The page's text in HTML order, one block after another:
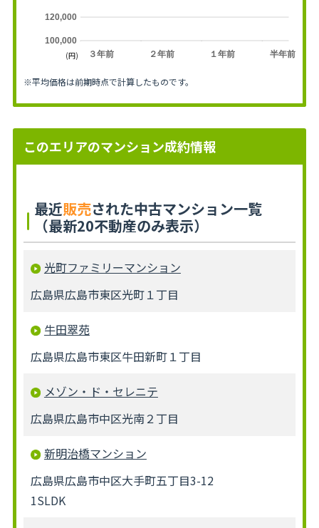
３年前 ２年前 １年前 半年前
100,000
120,000
(円)
※平均価格は前期時点で計算したものです。
このエリアのマンション成約情報
最近販売された中古マンション一覧
（最新20不動産のみ表示）
光町ファミリーマンション
広島県広島市東区光町１丁目
牛田翠苑
広島県広島市東区牛田新町１丁目
メゾン・ド・セレニテ
広島県広島市中区光南２丁目
新明治橋マンション
広島県広島市中区大手町五丁目3-12
1SLDK